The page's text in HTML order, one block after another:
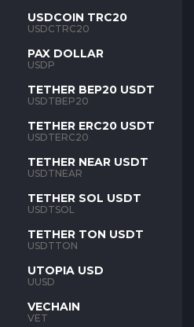
USDCOIN TRC20
USDCTRC20
PAX DOLLAR
USDP
TETHER BEP20 USDT
USDTBEP20
TETHER ERC20 USDT
USDTERC20
TETHER NEAR USDT
USDTNEAR
TETHER SOL USDT
USDTSOL
TETHER TON USDT
USDTTON
UTOPIA USD
UUSD
VECHAIN
VET